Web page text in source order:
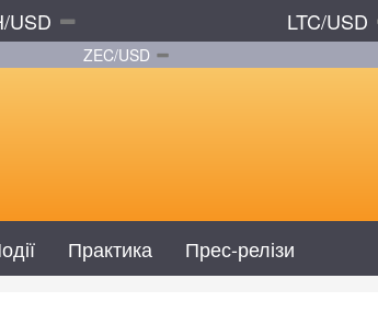
USD LTC/USD
ZEC/USD
Практика Прес-релізи